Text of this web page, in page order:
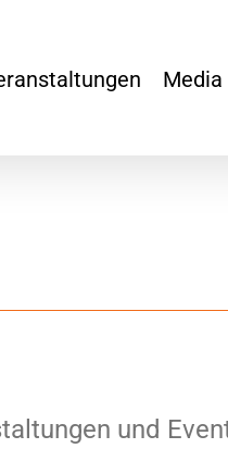
Media
und